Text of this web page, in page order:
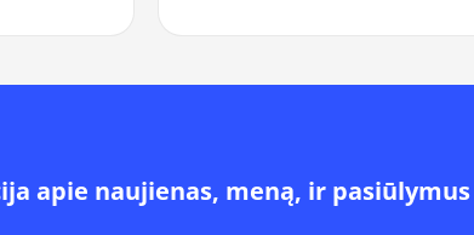
apie naujienas, meną, ir pasiūlymus